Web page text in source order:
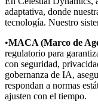
adaptativa, donde
tecnología. Nuestro
•MACA (Marco de
regulatorio para
con seguridad,
gobernanza de IA,
respondan a normas
ajusten con el tiempo.